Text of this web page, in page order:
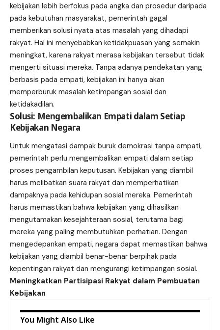
kebijakan lebih berfokus pada angka dan prosedur daripada
pada kebutuhan masyarakat, pemerintah gagal
memberikan solusi nyata atas masalah yang dihadapi
rakyat. Hal ini menyebabkan ketidakpuasan yang semakin
meningkat, karena rakyat merasa kebijakan tersebut tidak
mengerti situasi mereka. Tanpa adanya pendekatan yang
berbasis pada empati, kebijakan ini hanya akan
memperburuk masalah ketimpangan sosial dan
ketidakadilan.
Solusi: Mengembalikan Empati dalam Setiap
Kebijakan Negara
Untuk mengatasi dampak buruk demokrasi tanpa empati,
pemerintah perlu mengembalikan empati dalam setiap
proses pengambilan keputusan. Kebijakan yang diambil
harus melibatkan suara rakyat dan memperhatikan
dampaknya pada kehidupan sosial mereka. Pemerintah
harus memastikan bahwa kebijakan yang dihasilkan
mengutamakan kesejahteraan sosial, terutama bagi
mereka yang paling membutuhkan perhatian. Dengan
mengedepankan empati, negara dapat memastikan bahwa
kebijakan yang diambil benar-benar berpihak pada
kepentingan rakyat dan mengurangi ketimpangan sosial.
Meningkatkan Partisipasi Rakyat dalam Pembuatan
Kebijakan
You Might Also Like